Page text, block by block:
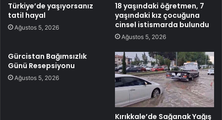
Türkiye’de yaşıyorsanız
tatil hayal
Ağustos 5, 2026
18 yaşındaki öğretmen, 7
yaşındaki kız çocuğuna
cinsel istismarda bulundu
Ağustos 5, 2026
Gürcistan Bağımsızlık
Günü Resepsiyonu
Ağustos 5, 2026
Kırıkkale’de Sağanak Yağış